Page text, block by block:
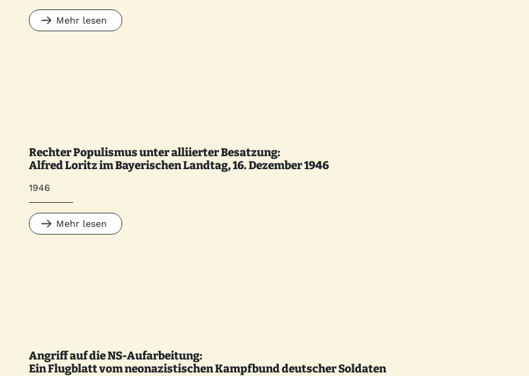
Mehr lesen
Rechter Populismus unter alliierter Besatzung:
Alfred Loritz im Bayerischen Landtag, 16. Dezember 1946
1946
Mehr lesen
Angriff auf die NS-Aufarbeitung:
Ein Flugblatt vom neonazistischen Kampfbund deutscher Soldaten